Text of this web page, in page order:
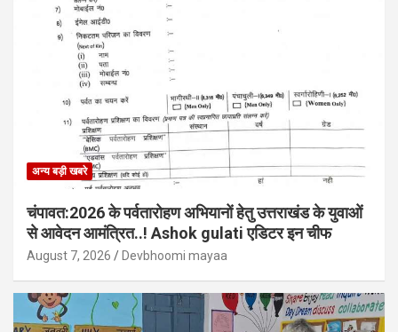
अन्य बड़ी खबरे
चंपावत:2026 के पर्वतारोहण अभियानों हेतु उत्तराखंड के युवाओं
से आवेदन आमंत्रित..! Ashok gulati एडिटर इन चीफ
August 7, 2026 Devbhoomi mayaa